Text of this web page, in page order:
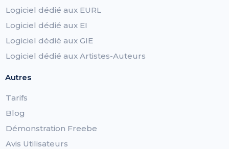
Logiciel dédié aux EURL
Logiciel dédié aux EI
Logiciel dédié aux GIE
Logiciel dédié aux Artistes-Auteurs
Autres
Tarifs
Blog
Démonstration Freebe
Avis Utilisateurs